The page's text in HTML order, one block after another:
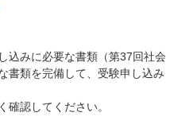
込みに必要な書類（第37回社会
書類を完備して、受験申し込み
認してください。